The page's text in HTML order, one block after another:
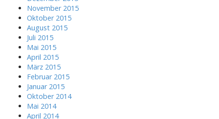
November 2015
Oktober 2015
August 2015
Juli 2015
Mai 2015
April 2015
März 2015
Februar 2015
Januar 2015
Oktober 2014
Mai 2014
April 2014